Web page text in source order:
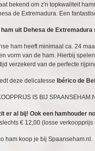
bekend om z'n topkwaliteit
de Extremadura. Een
uit Dehesa de Extremadura
ham heeft minimaal ca. 24
vorm van de ham. Hierbij
verzekerd van de perfecte
deze delicatesse Ibérico de
IS BIJ
er al bij! Ook een hamhouder
€ 12,00 (losse
ham koop je bij Spaanseham.nl.